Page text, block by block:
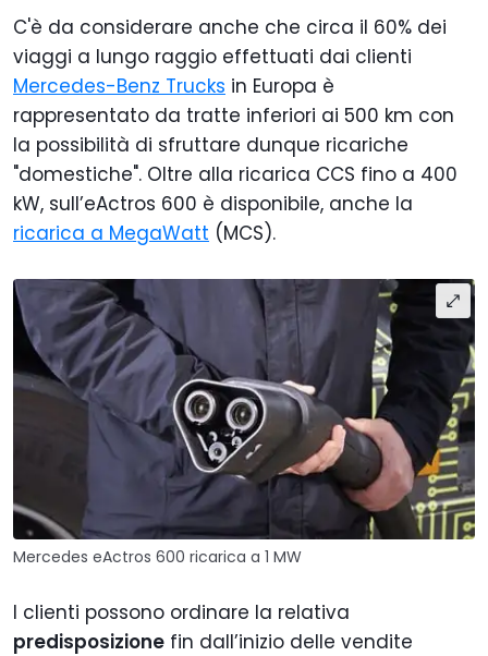
C'è da considerare anche che circa il 60% dei
viaggi a lungo raggio effettuati dai clienti
Mercedes-Benz Trucks in Europa è
rappresentato da tratte inferiori ai 500 km con
la possibilità di sfruttare dunque ricariche
"domestiche". Oltre alla ricarica CCS fino a 400
kW, sull’eActros 600 è disponibile, anche la
ricarica a MegaWatt (MCS).
Mercedes eActros 600 ricarica a 1 MW
I clienti possono ordinare la relativa
predisposizione fin dall’inizio delle vendite